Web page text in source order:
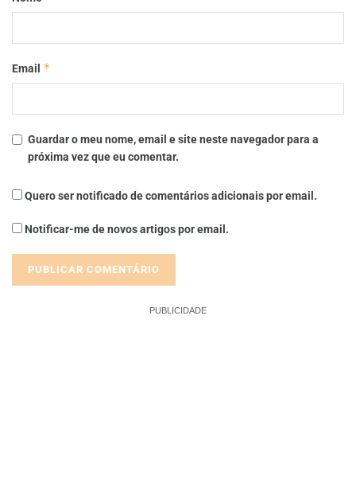
Email *
Guardar o meu nome, email e site neste navegador para a
próxima vez que eu comentar.
Quero ser notificado de comentários adicionais por email.
Notificar-me de novos artigos por email.
PUBLICIDADE